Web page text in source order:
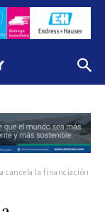
cancela la financiación